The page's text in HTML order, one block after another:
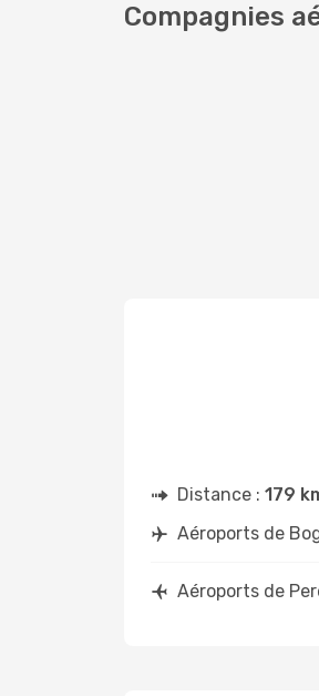
Compagnies
Distance : 179
Aéroports de
Aéroports de